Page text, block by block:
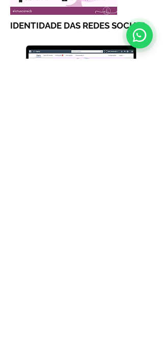
IDENTIDADE DAS REDES SOCIAIS